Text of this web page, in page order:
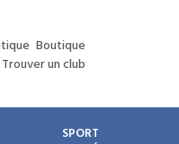
Boutique
Trouver un club
SPORT